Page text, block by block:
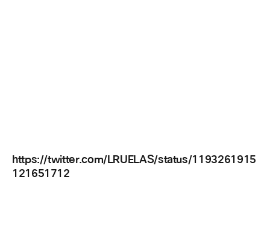
https://twitter.com/LRUELAS/status/1193261915
121651712